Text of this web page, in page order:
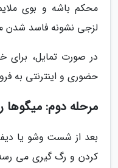
محکم باشه و بوی
لزجی نشونه فاسد شدن
در صورت تمایل، برای
حضوری و اینترنتی به
مرحله دوم: میگوها
بعد از شست وشو یا
کردن و رگ گیری می رسه.